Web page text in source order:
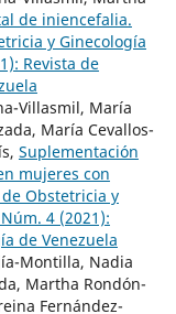
de iniencefalia.
y Ginecología
Revista de
Villasmil, María
María Cevallos-
Suplementación
mujeres con
de Obstetricia y
4 (2021):
de Venezuela
Montilla, Nadia
Martha Rondón-
Fernández-